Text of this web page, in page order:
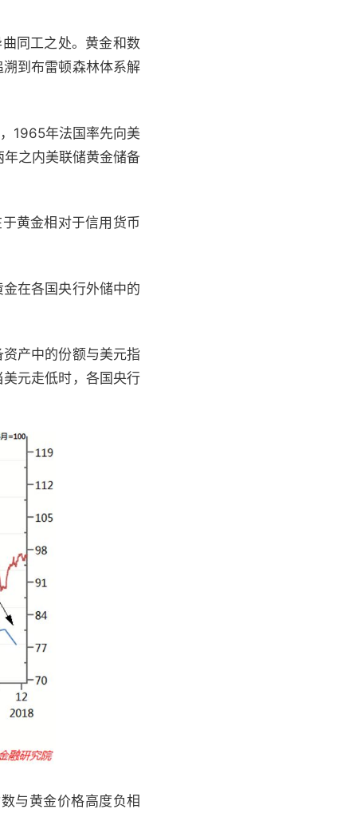
同工之处。黄金和数
到布雷顿森林体系解
1965年法国率先向美
之内美联储黄金储备
黄金相对于信用货币
在各国央行外储中的
产中的份额与美元指
元走低时，各国央行
与黄金价格高度负相